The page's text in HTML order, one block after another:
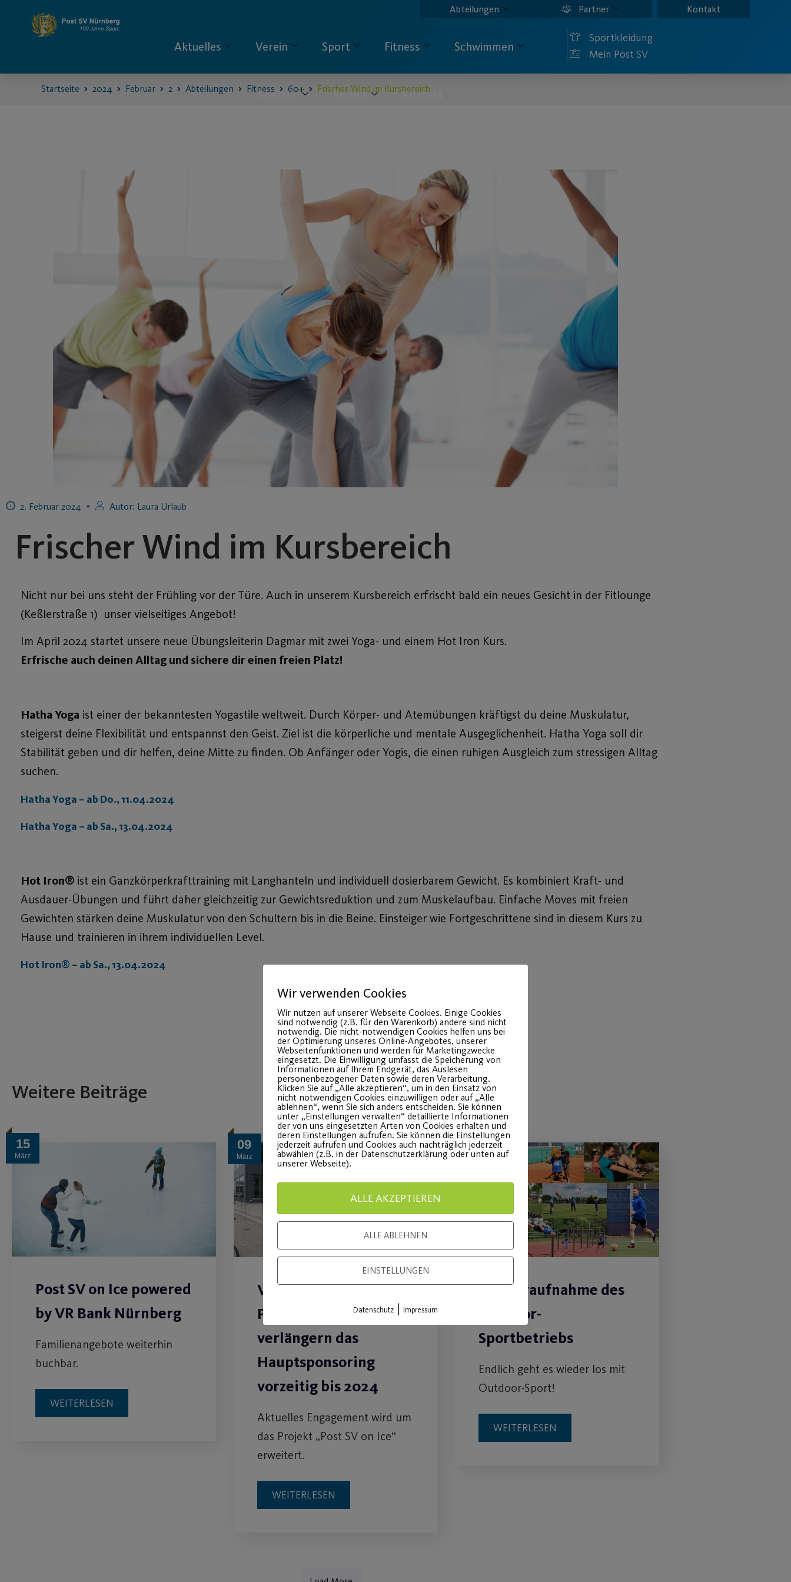
Abteilungen Partner Kontakt
Aktuelles Verein Sport Fitness Schwimmen
Specials Service Kontakt
Sportkleidung
Mein Post SV
Startseite 2024 Februar 2 Abteilungen Fitness 60+ Frischer Wind im Kursbereich
2. Februar 2024 Autor: Laura Urlaub
Frischer Wind im Kursbereich
Nicht nur bei uns steht der Frühling vor der Türe. Auch in unserem Kursbereich erfrischt bald ein neues Gesicht in der Fitlounge
(Keßlerstraße 1) unser vielseitiges Angebot!
Im April 2024 startet unsere neue Übungsleiterin Dagmar mit zwei Yoga- und einem Hot Iron Kurs.
Erfrische auch deinen Alltag und sichere dir einen freien Platz!
Hatha Yoga ist einer der bekanntesten Yogastile weltweit. Durch Körper- und Atemübungen kräftigst du deine Muskulatur,
steigerst deine Flexibilität und entspannst den Geist. Ziel ist die körperliche und mentale Ausgeglichenheit. Hatha Yoga soll dir
Stabilität geben und dir helfen, deine Mitte zu finden. Ob Anfänger oder Yogis, die einen ruhigen Ausgleich zum stressigen Alltag
suchen.
Hatha Yoga – ab Do., 11.04.2024
Hatha Yoga – ab Sa., 13.04.2024
Hot Iron® ist ein Ganzkörperkrafttraining mit Langhanteln und individuell dosierbarem Gewicht. Es kombiniert Kraft- und
Ausdauer-Übungen und führt daher gleichzeitig zur Gewichtsreduktion und zum Muskelaufbau. Einfache Moves mit freien
Gewichten stärken deine Muskulatur von den Schultern bis in die Beine. Einsteiger wie Fortgeschrittene sind in diesem Kurs zu
Hause und trainieren in ihrem individuellen Level.
Hot Iron® – ab Sa., 13.04.2024
Weitere Beiträge
15
März
Post SV on Ice powered
by VR Bank Nürnberg
Familienangebote weiterhin
buchbar.
WEITERLESEN
09
März
VR Bank Nürnberg und
Post SV Nürnberg
verlängern das
Hauptsponsoring
vorzeitig bis 2024
Aktuelles Engagement wird um
das Projekt „Post SV on Ice“
erweitert.
WEITERLESEN
04
März
Wiederaufnahme des
Outdoor-
Sportbetriebs
Endlich geht es wieder los mit
Outdoor-Sport!
WEITERLESEN
Wir verwenden Cookies
Wir nutzen auf unserer Webseite Cookies. Einige Cookies
sind notwendig (z.B. für den Warenkorb) andere sind nicht
notwendig. Die nicht-notwendigen Cookies helfen uns bei
der Optimierung unseres Online-Angebotes, unserer
Webseitenfunktionen und werden für Marketingzwecke
eingesetzt. Die Einwilligung umfasst die Speicherung von
Informationen auf Ihrem Endgerät, das Auslesen
personenbezogener Daten sowie deren Verarbeitung.
Klicken Sie auf „Alle akzeptieren“, um in den Einsatz von
nicht notwendigen Cookies einzuwilligen oder auf „Alle
ablehnen“, wenn Sie sich anders entscheiden. Sie können
unter „Einstellungen verwalten“ detaillierte Informationen
der von uns eingesetzten Arten von Cookies erhalten und
deren Einstellungen aufrufen. Sie können die Einstellungen
jederzeit aufrufen und Cookies auch nachträglich jederzeit
abwählen (z.B. in der Datenschutzerklärung oder unten auf
unserer Webseite).
ALLE AKZEPTIEREN
ALLE ABLEHNEN
EINSTELLUNGEN
Datenschutz | Impressum